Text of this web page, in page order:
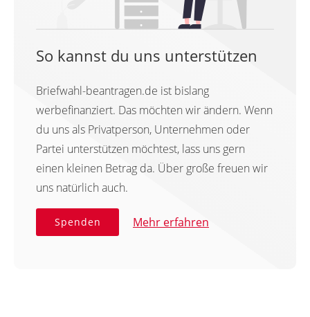
So kannst du uns unterstützen
Briefwahl-beantragen.de ist bislang
werbefinanziert. Das möchten wir ändern. Wenn
du uns als Privatperson, Unternehmen oder
Partei unterstützen möchtest, lass uns gern
einen kleinen Betrag da. Über große freuen wir
uns natürlich auch.
Spenden Mehr erfahren